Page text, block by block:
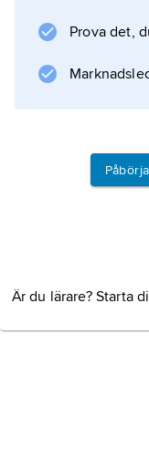
Prova det,
Är du lärare? Starta